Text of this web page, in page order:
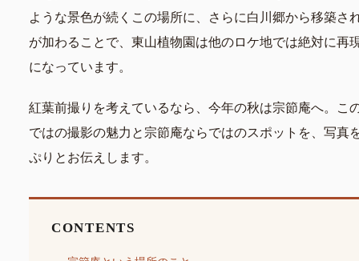
ような景色が続くこの場所に、さらに白川郷から移築さ
が加わることで、東山植物園は他のロケ地では絶対に再
になっています。
紅葉前撮りを考えているなら、今年の秋は宗節庵へ。こ
ではの撮影の魅力と宗節庵ならではのスポットを、写真
ぷりとお伝えします。
CONTENTS